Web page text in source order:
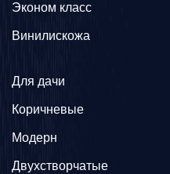
Эконом класс
Винилискожа
Для дачи
Коричневые
Модерн
Двухстворчатые